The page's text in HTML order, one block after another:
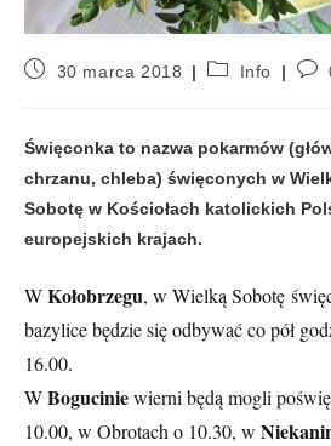
30 marca 2018 Info
Święconka to nazwa pokarmów
chrzanu, chleba) święconych w
Sobotę w Kościołach katolickich
europejskich krajach.
WKołobrzegu, w Wielką Sobotę
bazylice będzie się odbywać co pół
16.00.
WBoguciniewierni będą mogli
10.00, w Obrotach o 10.30, w